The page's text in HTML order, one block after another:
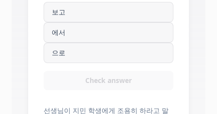
보고
에서
으로
Check answer
선생님이 지민 학생에게 조용히 하라고 말